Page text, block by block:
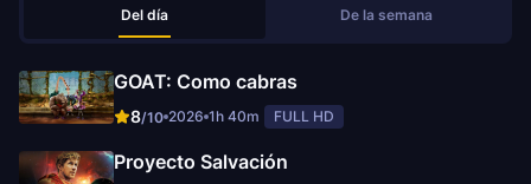
Del día De la semana
GOAT: Como cabras
8/10 2026 1h 40m FULL HD
Proyecto Salvación